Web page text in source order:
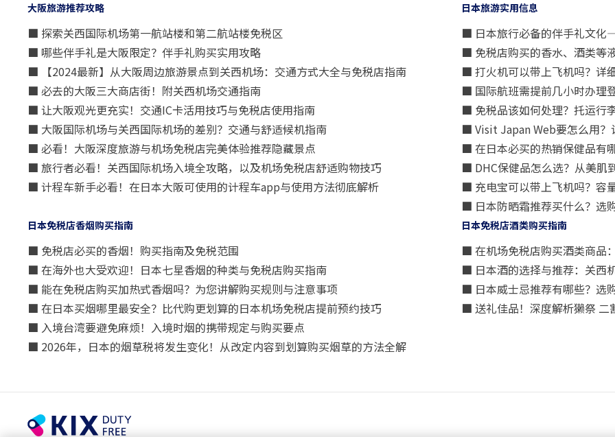
大阪旅游推荐攻略
■ 探索关西国际机场第一航站楼和第二航站楼免税区
■ 哪些伴手礼是大阪限定？伴手礼购买实用攻略
■ 【2024最新】从大阪周边旅游景点到关西机场：交通方式大全与免税店指南
■ 必去的大阪三大商店街！附关西机场交通指南
■ 让大阪观光更充实！交通IC卡活用技巧与免税店使用指南
■ 大阪国际机场与关西国际机场的差别？交通与舒适候机指南
■ 必看！大阪深度旅游与机场免税店完美体验推荐隐藏景点
■ 旅行者必看！关西国际机场入境全攻略，以及机场免税店舒适购物技巧
■ 计程车新手必看！在日本大阪可使用的计程车app与使用方法彻底解析
日本旅游实用信息
■ 日本旅行必备的伴手礼文
■ 免税店购买的香水、酒类等
■ 打火机可以带上飞机吗？详
■ 国际航班需提前几小时办理
■ 免税品该如何处理？托运行
■ Visit Japan Web要怎么用？
■ 在日本必买的热销保健品有
■ DHC保健品怎么选？从美肌
■ 充电宝可以带上飞机吗？容
■ 日本防晒霜推荐买什么？选
日本免税店香烟购买指南
■ 免税店必买的香烟！购买指南及免税范围
■ 在海外也大受欢迎！日本七星香烟的种类与免税店购买指南
■ 能在免税店购买加热式香烟吗？为您讲解购买规则与注意事项
■ 在日本买烟哪里最安全？比代购更划算的日本机场免税店提前预约技巧
■ 入境台湾要避免麻烦！入境时烟的携带规定与购买要点
■ 2026年，日本的烟草税将发生变化！从改定内容到划算购买烟草的方法全解
日本免税店酒类购买指南
■ 在机场免税店购买酒类商品
■ 日本酒的选择与推荐：关西
■ 日本威士忌推荐有哪些？选
■ 送礼佳品！深度解析獭祭 二